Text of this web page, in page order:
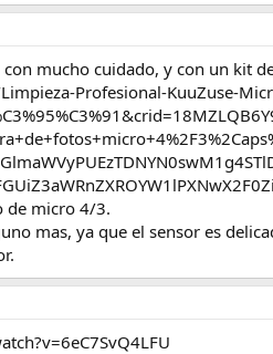
con mucho cuidado, y con un kit
Profesional-KuuZuse-
de micro 4/3.
mas, ya que el sensor es